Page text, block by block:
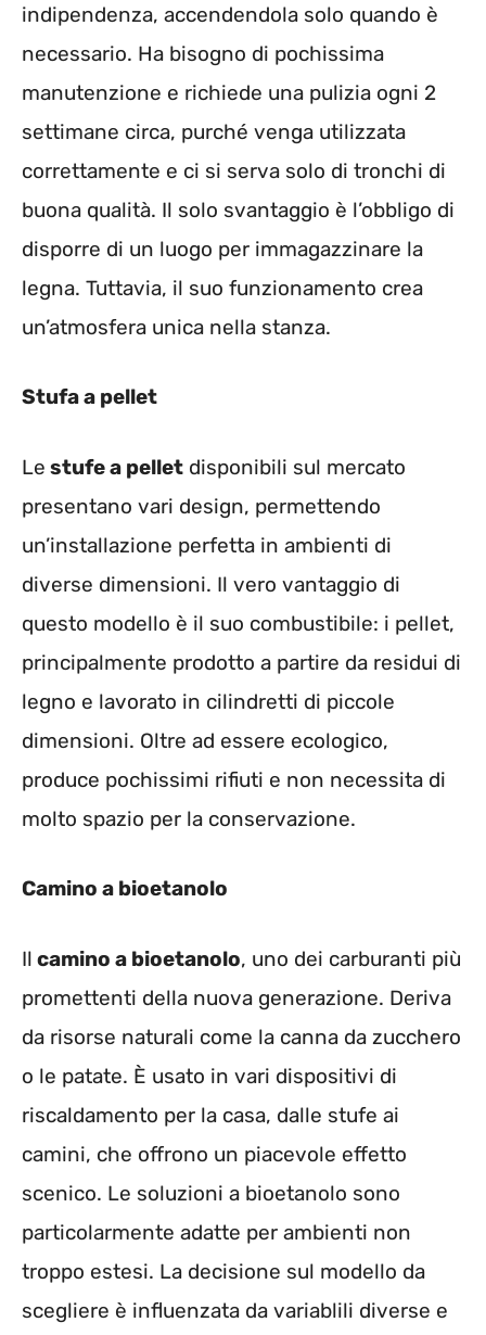
indipendenza, accendendola solo quando è
necessario. Ha bisogno di pochissima
manutenzione e richiede una pulizia ogni 2
settimane circa, purché venga utilizzata
correttamente e ci si serva solo di tronchi di
buona qualità. Il solo svantaggio è l’obbligo di
disporre di un luogo per immagazzinare la
legna. Tuttavia, il suo funzionamento crea
un’atmosfera unica nella stanza.
Stufa a pellet
Le stufe a pellet disponibili sul mercato
presentano vari design, permettendo
un’installazione perfetta in ambienti di
diverse dimensioni. Il vero vantaggio di
questo modello è il suo combustibile: i pellet,
principalmente prodotto a partire da residui di
legno e lavorato in cilindretti di piccole
dimensioni. Oltre ad essere ecologico,
produce pochissimi rifiuti e non necessita di
molto spazio per la conservazione.
Camino a bioetanolo
Il camino a bioetanolo, uno dei carburanti più
promettenti della nuova generazione. Deriva
da risorse naturali come la canna da zucchero
o le patate. È usato in vari dispositivi di
riscaldamento per la casa, dalle stufe ai
camini, che offrono un piacevole effetto
scenico. Le soluzioni a bioetanolo sono
particolarmente adatte per ambienti non
troppo estesi. La decisione sul modello da
scegliere è influenzata da variablili diverse e